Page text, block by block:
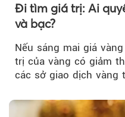
Đi tìm giá trị: Ai
và bạc?
Nếu sáng mai giá
trị của vàng có giảm
các sở giao dịch vàng